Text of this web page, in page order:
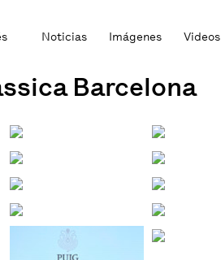
Noticias Imágenes Videos
Barcelona